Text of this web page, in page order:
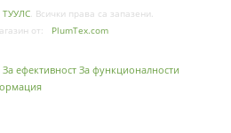
ТУУЛС. Всички права са запазени.
от:
PlumTex.com
За ефективност За функционалности